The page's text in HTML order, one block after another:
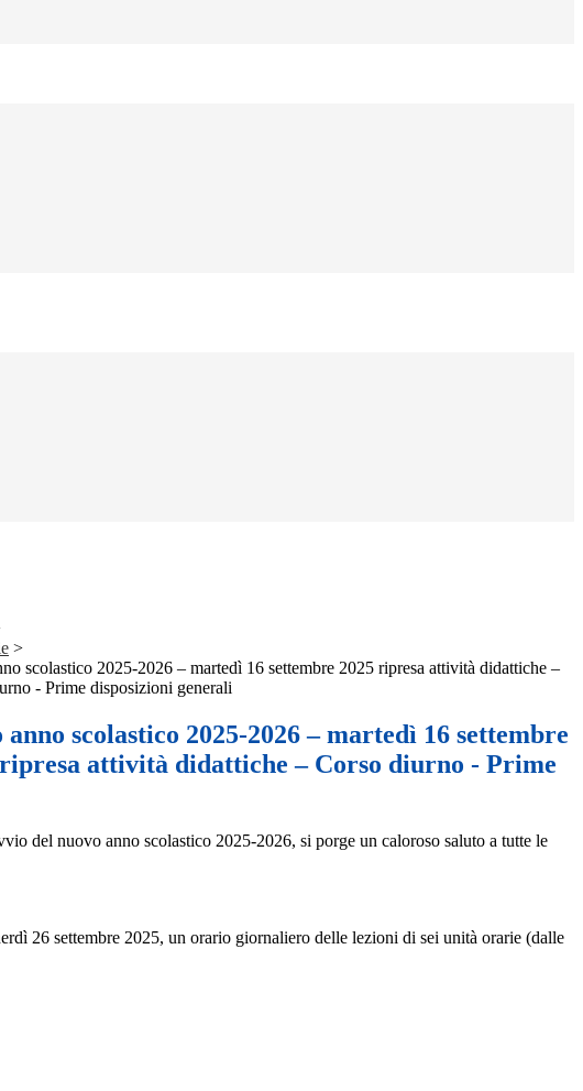
>
scolastico 2025-2026 – martedì 16 settembre 2025 ripresa attività didattiche –
- Prime disposizioni generali
anno scolastico 2025-2026 – martedì 16 settembre
attività didattiche – Corso diurno - Prime
del nuovo anno scolastico 2025-2026, si porge un caloroso saluto a tutte le
26 settembre 2025, un orario giornaliero delle lezioni di sei unità orarie (dalle